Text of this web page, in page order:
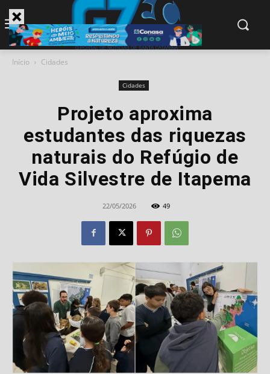
Início Cidades
Cidades
Projeto aproxima
estudantes das riquezas
naturais do Refúgio de
Vida Silvestre de Itapema
22/05/2026 49
modal-check